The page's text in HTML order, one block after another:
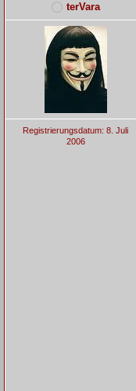
terVara
Registrierungsdatum: 8. Juli
2006